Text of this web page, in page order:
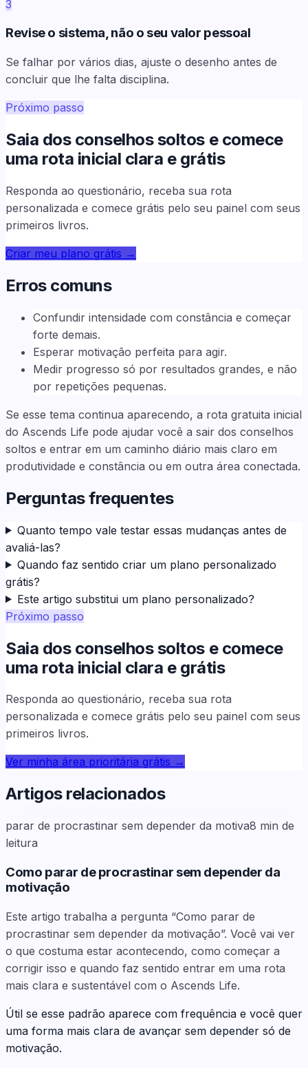
3
Revise o sistema, não o seu valor pessoal
Se falhar por vários dias, ajuste o desenho antes de
concluir que lhe falta disciplina.
Próximo passo
Saia dos conselhos soltos e comece
uma rota inicial clara e grátis
Responda ao questionário, receba sua rota
personalizada e comece grátis pelo seu painel com seus
primeiros livros.
Criar meu plano grátis →
Erros comuns
Confundir intensidade com constância e começar
forte demais.
Esperar motivação perfeita para agir.
Medir progresso só por resultados grandes, e não
por repetições pequenas.
Se esse tema continua aparecendo, a rota gratuita inicial
do Ascends Life pode ajudar você a sair dos conselhos
soltos e entrar em um caminho diário mais claro em
produtividade e constância ou em outra área conectada.
Perguntas frequentes
Quanto tempo vale testar essas mudanças antes de
avaliá-las?
Quando faz sentido criar um plano personalizado
grátis?
Este artigo substitui um plano personalizado?
Próximo passo
Saia dos conselhos soltos e comece
uma rota inicial clara e grátis
Responda ao questionário, receba sua rota
personalizada e comece grátis pelo seu painel com seus
primeiros livros.
Ver minha área prioritária grátis →
Artigos relacionados
parar de procrastinar sem depender da motiva8 min de
leitura
Como parar de procrastinar sem depender da
motivação
Este artigo trabalha a pergunta “Como parar de
procrastinar sem depender da motivação”. Você vai ver
o que costuma estar acontecendo, como começar a
corrigir isso e quando faz sentido entrar em uma rota
mais clara e sustentável com o Ascends Life.
Útil se esse padrão aparece com frequência e você quer
uma forma mais clara de avançar sem depender só de
motivação.